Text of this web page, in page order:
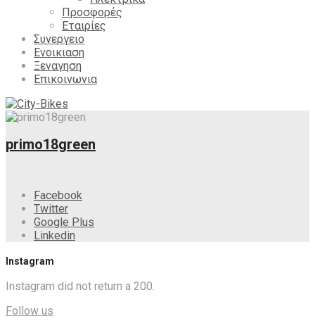
Προσφορές
Εταιρίες
Συνεργειο
Ενοικιαση
Ξεναγηση
Επικοινωνια
primo18green
Facebook
Twitter
Google Plus
Linkedin
Instagram
Instagram did not return a 200.
Follow us